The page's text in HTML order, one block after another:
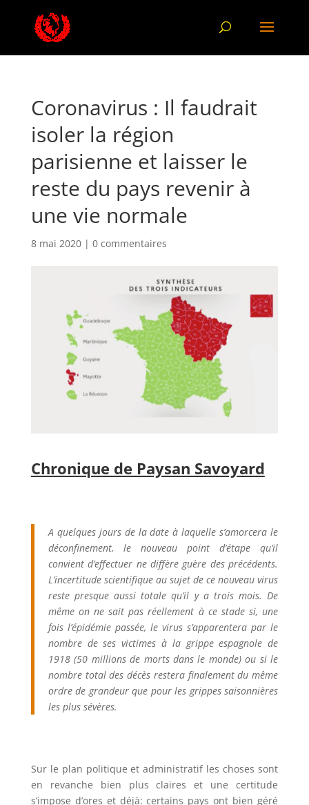
Coronavirus : Il faudrait
isoler la région
parisienne et laisser le
reste du pays revenir à
une vie normale
8 mai 2020| 0 commentaires
Chronique de Paysan Savoyard
A quelques jours de la date à laquelle s’amorcera le
déconfinement, le nouveau point d’étape qu’il
convient d’effectuer ne diffère guère des précédents.
L’incertitude scientifique au sujet de ce nouveau virus
reste presque aussi totale qu’il y a trois mois. De
même on ne sait pas réellement à ce stade si, une
fois l’épidémie passée, le virus s’apparentera par le
nombre de ses victimes à la grippe espagnole de
1918 (50 millions de morts dans le monde) ou si le
nombre total des décès restera finalement du même
ordre de grandeur que pour les grippes saisonnières
les plus sévères.
Sur le plan politique et administratif les choses sont
en revanche bien plus claires et une certitude
s’impose d’ores et déjà: certains pays ont bien géré